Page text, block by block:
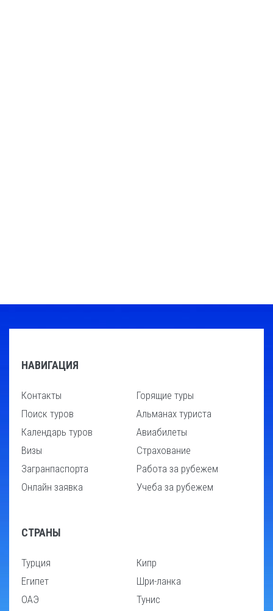
НАВИГАЦИЯ
Контакты
Поиск туров
Календарь туров
Визы
Загранпаспорта
Онлайн заявка
Горящие туры
Альманах туриста
Авиабилеты
Страхование
Работа за рубежем
Учеба за рубежем
СТРАНЫ
Турция
Египет
ОАЭ
Кипр
Шри-ланка
Тунис